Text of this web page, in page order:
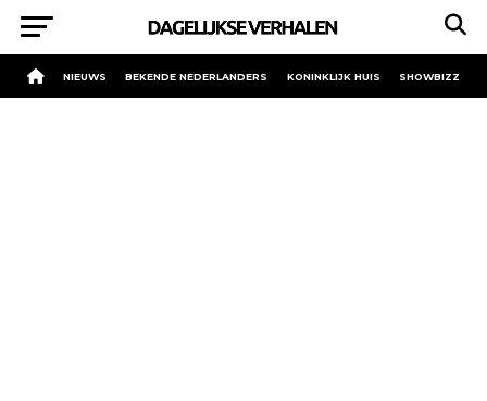
NIEUWS BEKENDE NEDERLANDERS KONINKLIJK HUIS SHOWBIZZ